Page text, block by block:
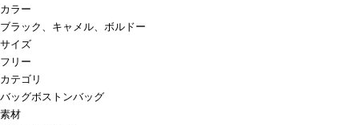
カラー
ブラック、キャメル、ボルドー
サイズ
フリー
カテゴリ
バッグボストンバッグ
素材